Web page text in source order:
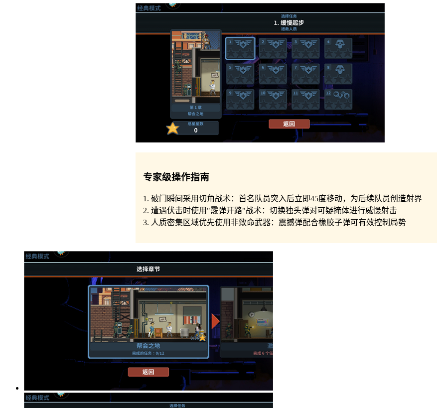
专家级操作指南
1. 破门瞬间采用切角战术：首名队员突入后立即45度移动，为后续队员创造射界
2. 遭遇伏击时使用"霰弹开路"战术：切换独头弹对可疑掩体进行威慑射击
3. 人质密集区域优先使用非致命武器：震撼弹配合橡胶子弹可有效控制局势